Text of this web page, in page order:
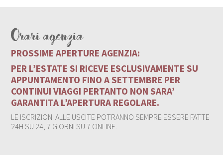
Orari agenzia
PROSSIME APERTURE AGENZIA:
PER L’ESTATE SI RICEVE ESCLUSIVAMENTE SU
APPUNTAMENTO FINO A SETTEMBRE PER
CONTINUI VIAGGI PERTANTO NON SARA’
GARANTITA L’APERTURA REGOLARE.
LE ISCRIZIONI ALLE USCITE POTRANNO SEMPRE ESSERE FATTE
24H SU 24, 7 GIORNI SU 7 ONLINE.